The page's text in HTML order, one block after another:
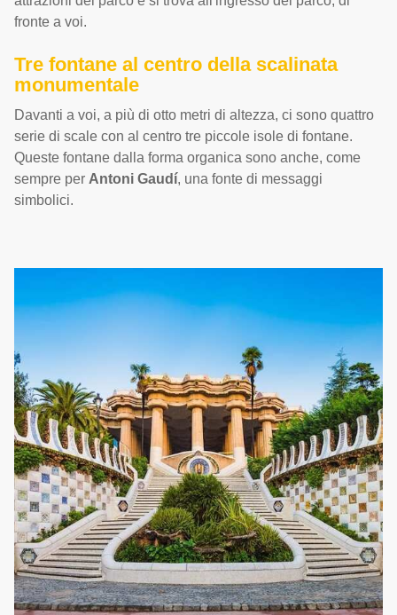
fronte a voi.
Tre fontane al centro della scalinata
monumentale
Davanti a voi, a più di otto metri di altezza, ci sono quattro
serie di scale con al centro tre piccole isole di fontane.
Queste fontane dalla forma organica sono anche, come
sempre per Antoni Gaudí, una fonte di messaggi
simbolici.